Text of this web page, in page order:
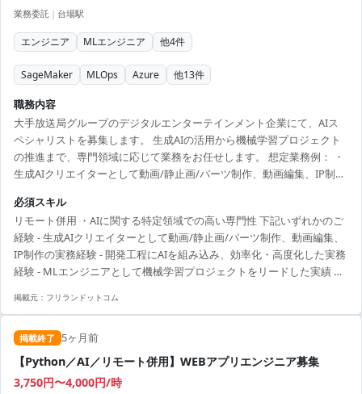
業務委託 | 台場駅
エンジニア MLエンジニア 他4件
SageMaker MLOps Azure 他13件
職務内容
大手放送局グループのデジタルエンターテインメント企業にて、AIス
ペシャリストを募集します。 生成AIの活用から機械学習プロジェクト
の推進まで、専門領域に応じて業務をお任せします。 想定業務例： ・
生成AIクリエイターとして動画/静止画/パーツ制作、動画編集、IP制作
ロー自動化 ・MLエンジニアとして機械学習PJのリード、モデル開発、
PoC～本番運用推進 エンド企業が長年蓄積したコンテンツ資産・IPを
最大限活用し、スキルアップに直結する環境です。 就業形態はリモー
ト併用（週2リモート）。就業時間は10:00～19:00です。 募集背景 生成
AI・機械学習の活...
必須スキル
リモート併用 ・AIに関する特定領域での高い専門性 下記いずれかのご
経験 - 生成AIクリエイターとして動画/静止画/パーツ制作、動画編集、
IP制作の実務経験 - 開発工程にAIを組み込み、効率化・高度化した実務
経験 - MLエンジニアとして機械学習プロジェクトをリードした実績 ・
な方
掲載元： フリランドットコム
掲載終了 5ヶ月前
【Python／AI／リモート併用】WEBアプリエンジニア募集
3,750円〜4,000円/時